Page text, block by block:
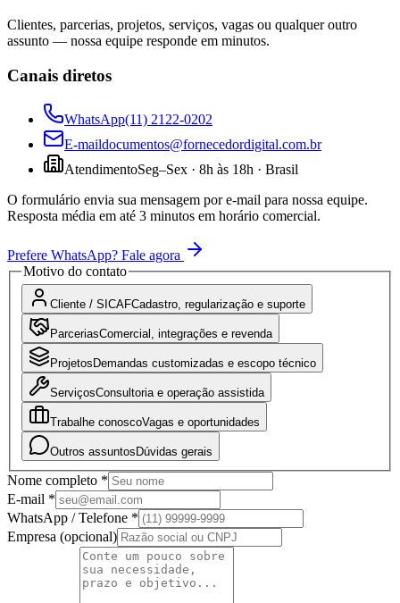
Clientes, parcerias, projetos, serviços, vagas ou qualquer outro
assunto — nossa equipe responde em minutos.
Canais diretos
WhatsApp(11) 2122-0202
E-maildocumentos@fornecedordigital.com.br
AtendimentoSeg–Sex · 8h às 18h · Brasil
O formulário envia sua mensagem por e-mail para nossa equipe.
Resposta média em até 3 minutos em horário comercial.
Prefere WhatsApp? Fale agora
Motivo do contato
Cliente / SICAFCadastro, regularização e suporte
ParceriasComercial, integrações e revenda
Projetos Demandas customizadas e escopo técnico
ServiçosConsultoria e operação assistida
Trabalhe conoscoVagas e oportunidades
Outros assuntos Dúvidas gerais
Nome completo *
E-mail *
WhatsApp / Telefone *
Empresa (opcional)